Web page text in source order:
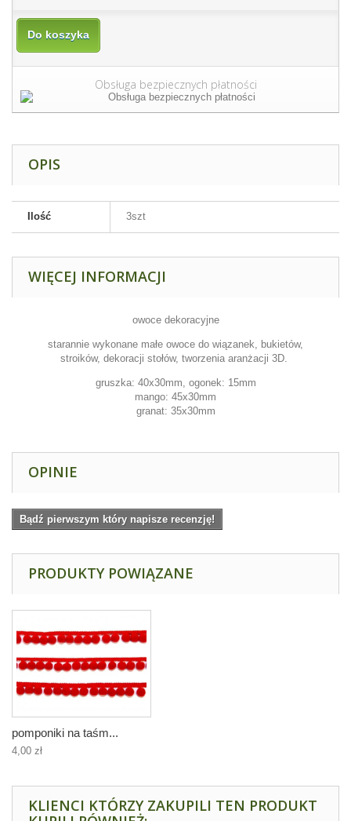
Do koszyka
Obsługa bezpiecznych płatności
OPIS
Ilość 3szt
WIĘCEJ INFORMACJI
owoce dekoracyjne
starannie wykonane małe owoce do wiązanek, bukietów,
stroików, dekoracji stołów, tworzenia aranżacji 3D.
gruszka: 40x30mm, ogonek: 15mm
mango: 45x30mm
granat: 35x30mm
OPINIE
Bądź pierwszym który napisze recenzję!
PRODUKTY POWIĄZANE
pomponiki na taśm...
4,00 zł
KLIENCI KTÓRZY ZAKUPILI TEN PRODUKT